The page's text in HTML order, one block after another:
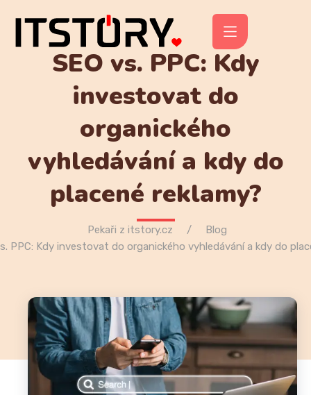
SEO vs. PPC: Kdy
investovat do
organického
vyhledávání a kdy do
placené reklamy?
Pekaři z itstory.cz
Blog
PPC: Kdy investovat do organického vyhledávání a kdy do